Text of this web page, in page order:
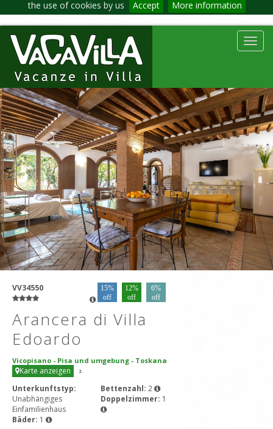
the use of cookies by us Accept More information
VV34550
15%
off
12%
off
6%
off
Arancera di Villa
Edoardo
Vicopisano - Pisa und umgebung - Toskana
Karte anzeigen 2
Unterkunftstyp:
Unabhängiges
Einfamilienhaus
Bettenzahl: 2
Doppelzimmer: 1
Bäder: 1